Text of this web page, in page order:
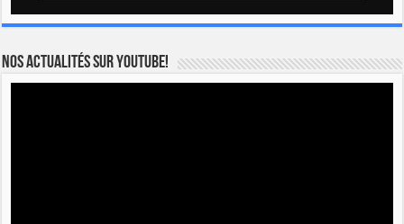
Nos actualités sur YOUTUBE!